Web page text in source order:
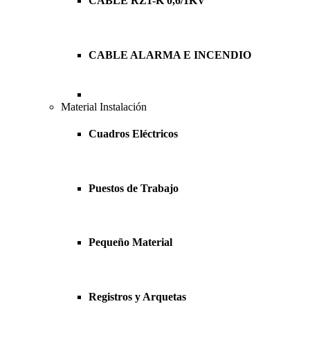
CABLE ALARMA E INCENDIO
Material Instalación
Cuadros Eléctricos
Puestos de Trabajo
Pequeño Material
Registros y Arquetas